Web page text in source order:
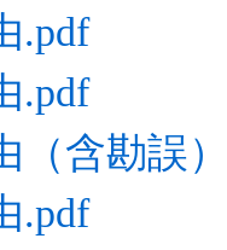
.pdf
.pdf
（含勘誤
.pdf